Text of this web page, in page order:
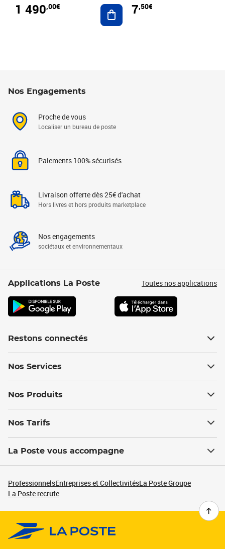
1 490,00€ Ajouter au panier
7,50€
Nos Engagements
Proche de vous
Localiser un bureau de poste
Paiements 100% sécurisés
Livraison offerte dès 25€ d'achat
Hors livres et hors produits marketplace
Nos engagements
sociétaux et environnementaux
Applications La Poste Toutes nos applications
Restons connectés
Nos Services
Nos Produits
Nos Tarifs
La Poste vous accompagne
ProfessionnelsEntreprises et CollectivitésLa Poste Groupe
La Poste recrute